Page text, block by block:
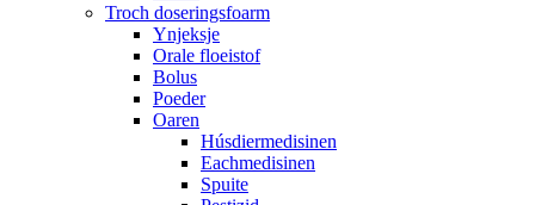
Troch doseringsfoarm
Ynjeksje
Orale floeistof
Bolus
Poeder
Oaren
Húsdiermedisinen
Eachmedisinen
Spuite